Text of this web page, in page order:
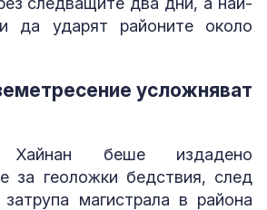
да ударят районите около
усложняват
беше издадено
за геоложки бедствия, след
магистрала в района